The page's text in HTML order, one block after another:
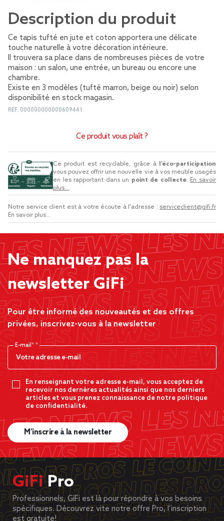
Description du produit
Ce tapis tufté en jute et coton apportera une délicate
touche naturelle à votre décoration intérieure.
Il trouvera sa place dans de nombreuses pièces de votre
maison : un salon, une entrée, un bureau ou encore une
chambre.
Existe en 3 modèles (tufté marron, beige ou noir) selon
disponibilité en stock magasin.
REF. 000000000000609441
Ce produit vous plaît ?
Ce produit est recyclable, grâce à
l’éco-participation
vous pouvez offrir une nouvelle vie à vos meuble usagés
en les rapportant dans un point de collecte. En savoir
plus....
Notre service client est à votre écoute à l'adresse : serviceclient@gifi.fr
En savoir plus...
Ne manquez pas la
newsletter GiFi
Pour être informé des nouveautés et des offres
privées, inscrivez-vous à la newsletter
E-mail*
En renseignant votre adresse e-mail, vous acceptez de
recevoir nos dernères actualités ainsi que nos derniers
articles et vous prenez connaissance de notre politique
de confidentialité.
M’inscrire à la newsletter
GiFiPro
Professionnels, GiFi est là pour répondre à vos besoins
spécifiques. Découvrez vite notre offre Pro, l’inscription
est gratuite!